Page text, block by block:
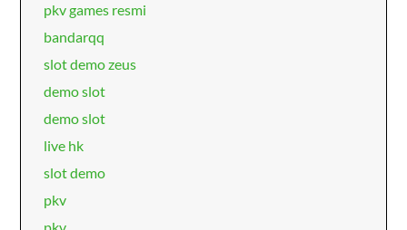
pkv games resmi
bandarqq
slot demo zeus
demo slot
demo slot
live hk
slot demo
pkv